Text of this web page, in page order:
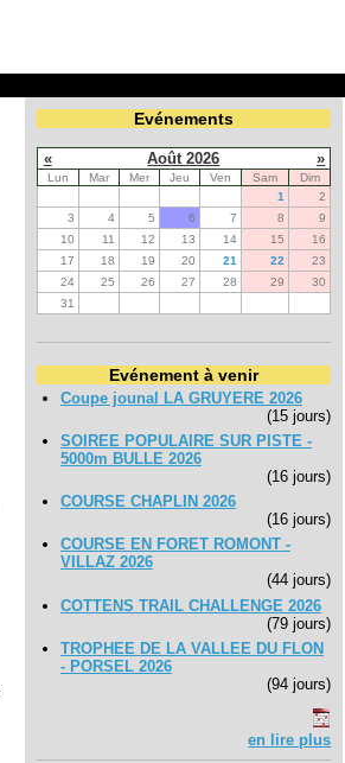
Evénements
« Août 2026 »
Lun Mar Mer Jeu Ven Sam
Dim
1
2
3
4 5 6 7 8
9
10
11 12 13 14 15
16
17
18 19 20 21 22
23
24
25 26 27 28 29
30
31
Evénement à venir
Coupe jounal LA GRUYERE 2026
(15 jours)
SOIREE POPULAIRE SUR PISTE -
5000m BULLE 2026
(16 jours)
COURSE CHAPLIN 2026
(16 jours)
COURSE EN FORET ROMONT -
VILLAZ 2026
(44 jours)
COTTENS TRAIL CHALLENGE 2026
(79 jours)
TROPHEE DE LA VALLEE DU FLON
- PORSEL 2026
(94 jours)
en lire plus